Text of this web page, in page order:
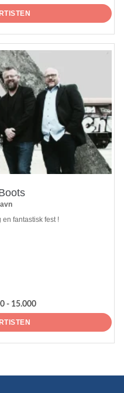
fantastisk fest !
- 15.000